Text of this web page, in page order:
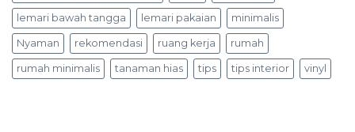
lemari bawah tangga lemari pakaian minimalis
Nyaman rekomendasi ruang kerja rumah
rumah minimalis tanaman hias tips tips interior vinyl